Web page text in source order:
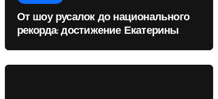
От шоу русалок до национального
рекорда: достижение Екатерины